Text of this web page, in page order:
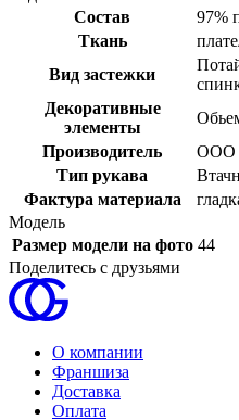
Состав
97%
Ткань
Вид застежки
Декоративные
элементы
Производитель
ООО
Тип рукава
Фактура материала
Модель
Размер модели на фото 44
Поделитесь с друзьями
О компании
Франшиза
Доставка
Оплата